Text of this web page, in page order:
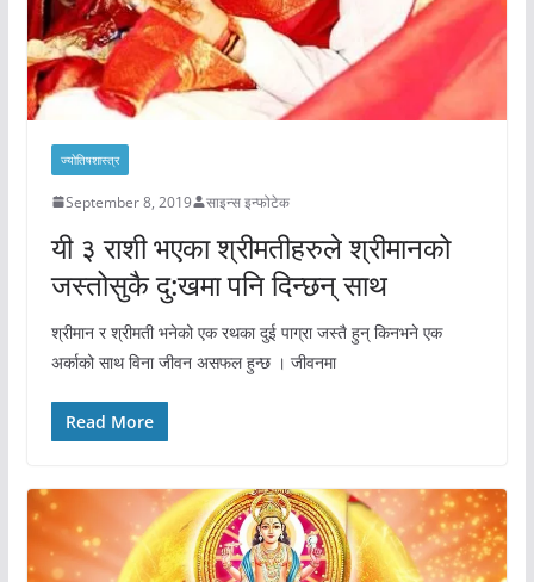
ज्योतिषशास्त्र
September 8, 2019 साइन्स इन्फोटेक
यी ३ राशी भएका श्रीमतीहरुले श्रीमानको
जस्तोसुकै दु:खमा पनि दिन्छन् साथ
श्रीमान र श्रीमती भनेको एक रथका दुई पाग्रा जस्तै हुन् किनभने एक
अर्काको साथ विना जीवन असफल हुन्छ । जीवनमा
Read More